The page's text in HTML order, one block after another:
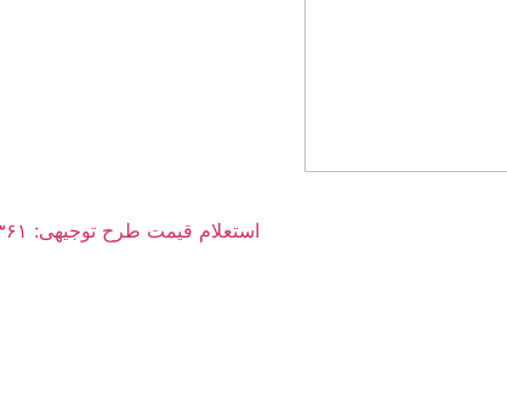
استعلام قیمت طرح توجیهی: ۰۳۶۱ ۰۰۶ ۰۹۱۲